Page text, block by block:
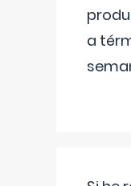
a